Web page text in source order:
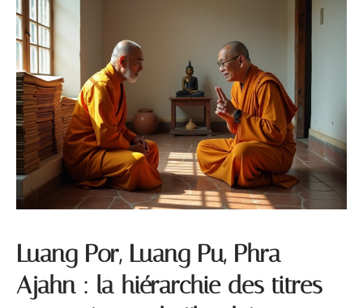
Luang Por, Luang Pu, Phra
Ajahn : la hiérarchie des titres